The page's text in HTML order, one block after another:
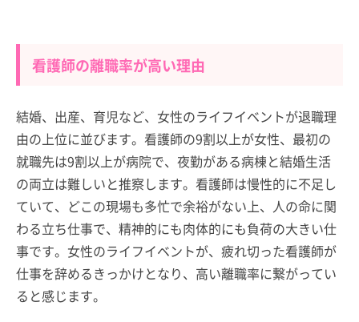
看護師の離職率が高い理由
結婚、出産、育児など、女性のライフイベントが退職理
由の上位に並びます。看護師の9割以上が女性、最初の
就職先は9割以上が病院で、夜勤がある病棟と結婚生活
の両立は難しいと推察します。看護師は慢性的に不足し
ていて、どこの現場も多忙で余裕がない上、人の命に関
わる立ち仕事で、精神的にも肉体的にも負荷の大きい仕
事です。女性のライフイベントが、疲れ切った看護師が
仕事を辞めるきっかけとなり、高い離職率に繋がってい
ると感じます。